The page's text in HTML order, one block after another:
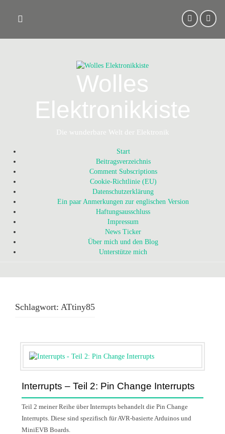
content
Wolles
Elektronikkiste
Die wunderbare Welt der Elektronik
Start
Beitragsverzeichnis
Comment Subscriptions
Cookie-Richtlinie (EU)
Datenschutzerklärung
Ein paar Anmerkungen zur englischen Version
Haftungsausschluss
Impressum
News Ticker
Über mich und den Blog
Unterstütze mich
Schlagwort: ATtiny85
Interrupts – Teil 2: Pin Change Interrupts
Teil 2 meiner Reihe über Interrupts behandelt die Pin Change
Interrupts. Diese sind spezifisch für AVR-basierte Arduinos und
MiniEVB Boards.